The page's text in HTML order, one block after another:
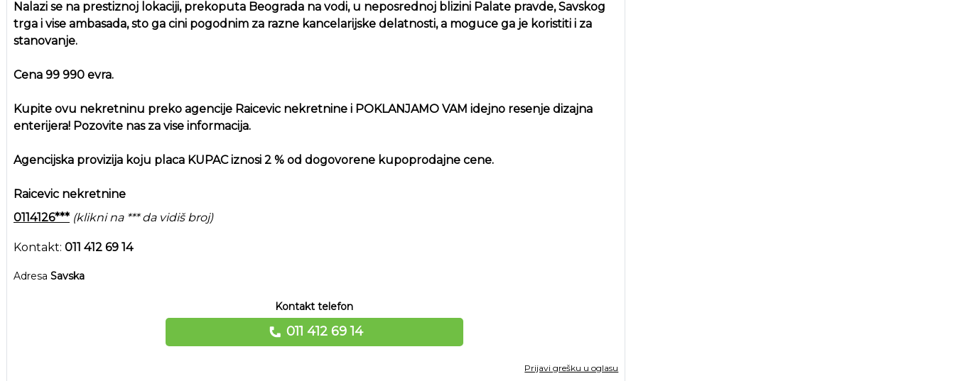
Nalazi se na prestiznoj lokaciji, prekoputa Beograda na vodi, u neposrednoj blizini Palate pravde, Savskog
trga i vise ambasada, sto ga cini pogodnim za razne kancelarijske delatnosti, a moguce ga je koristiti i za
stanovanje.
Cena 99 990 evra.
Kupite ovu nekretninu preko agencije Raicevic nekretnine i POKLANJAMO VAM idejno resenje dizajna
enterijera! Pozovite nas za vise informacija.
Agencijska provizija koju placa KUPAC iznosi 2 % od dogovorene kupoprodajne cene.
Raicevic nekretnine
0114126*** (klikni na *** da vidiš broj)
Kontakt: 011 412 69 14
Adresa Savska
Kontakt telefon
011 412 69 14
Prijavi grešku u oglasu